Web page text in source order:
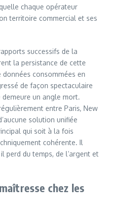
chaque opérateur
territoire commercial et ses
successifs de la
la persistance de cette
consommées en
de façon spectaculaire
demeure un angle mort.
entre Paris, New
solution unifiée
qui soit à la fois
cohérente. Il
perd du temps, de l’argent et
chez les